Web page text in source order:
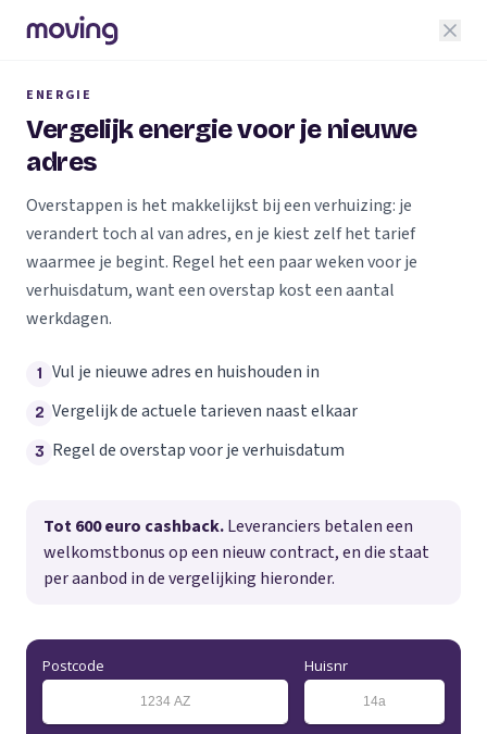
ENERGIE
Vergelijk energie voor je nieuwe
adres
Overstappen is het makkelijkst bij een verhuizing: je
verandert toch al van adres, en je kiest zelf het tarief
waarmee je begint. Regel het een paar weken voor je
verhuisdatum, want een overstap kost een aantal
werkdagen.
1 Vul je nieuwe adres en huishouden in
2 Vergelijk de actuele tarieven naast elkaar
3 Regel de overstap voor je verhuisdatum
Tot 600 euro cashback.Leveranciers betalen een
welkomstbonus op een nieuw contract, en die staat
per aanbod in de vergelijking hieronder.